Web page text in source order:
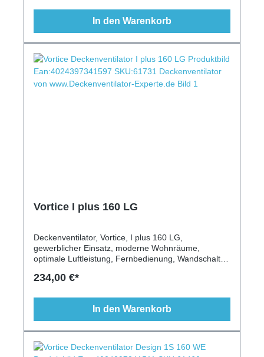
In den Warenkorb
Vortice I plus 160 LG
Deckenventilator, Vortice, I plus 160 LG,
gewerblicher Einsatz, moderne Wohnräume,
optimale Luftleistung, Fernbedienung, Wandschalter,
234,00 €*
In den Warenkorb